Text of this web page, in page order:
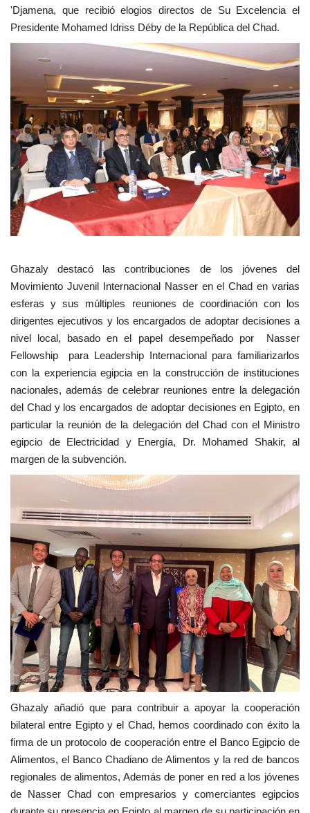
'Djamena, que recibió elogios directos de Su Excelencia el
Presidente Mohamed Idriss Déby de la República del Chad.
Ghazaly destacó las contribuciones de los jóvenes del
Movimiento Juvenil Internacional Nasser en el Chad en varias
esferas y sus múltiples reuniones de coordinación con los
dirigentes ejecutivos y los encargados de adoptar decisiones a
nivel local, basado en el papel desempeñado por Nasser
Fellowship para Leadership Internacional para familiarizarlos
con la experiencia egipcia en la construcción de instituciones
nacionales, además de celebrar reuniones entre la delegación
del Chad y los encargados de adoptar decisiones en Egipto, en
particular la reunión de la delegación del Chad con el Ministro
egipcio de Electricidad y Energía, Dr. Mohamed Shakir, al
margen de la subvención.
Ghazaly añadió que para contribuir a apoyar la cooperación
bilateral entre Egipto y el Chad, hemos coordinado con éxito la
firma de un protocolo de cooperación entre el Banco Egipcio de
Alimentos, el Banco Chadiano de Alimentos y la red de bancos
regionales de alimentos, Además de poner en red a los jóvenes
de Nasser Chad con empresarios y comerciantes egipcios